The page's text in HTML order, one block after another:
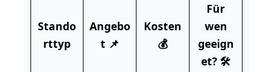
Stando
rttyp
Angebo
t 📌
Kosten
💰
Für
wen
geeign
et? 🛠️